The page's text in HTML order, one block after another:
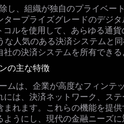
し、組織が独自のプライベー
ープライズグレードのデジ
ルを使用して、あらゆる通貨
人気のある決済システムと
の決済システムを所有できる
の主な特徴
ムは、企業が高度なフィンテ
は、決済ネットワーク、ス
れます。これらの機能を提
ようにし、現代の金融ニーズ